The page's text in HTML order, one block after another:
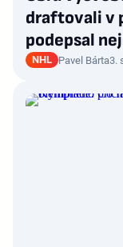
draftovali v
podepsal
NHL Pavel Bárta3.